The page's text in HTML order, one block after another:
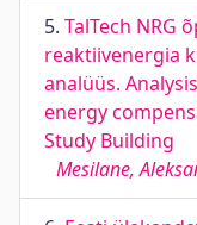
5. TalTech NRG
reaktiivenergia
analüüs.
energy
Study Building
Mesilane,